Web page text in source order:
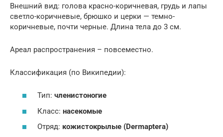
Внешний вид: голова красно-коричневая, грудь и лапы
светло-коричневые, брюшко и церки — темно-
коричневые, почти черные. Длина тела до 3 см.
Ареал распространения – повсеместно.
Классификация (по Википедии):
Тип: членистоногие
Класс: насекомые
Отряд: кожистокрылые (Dermaptera)